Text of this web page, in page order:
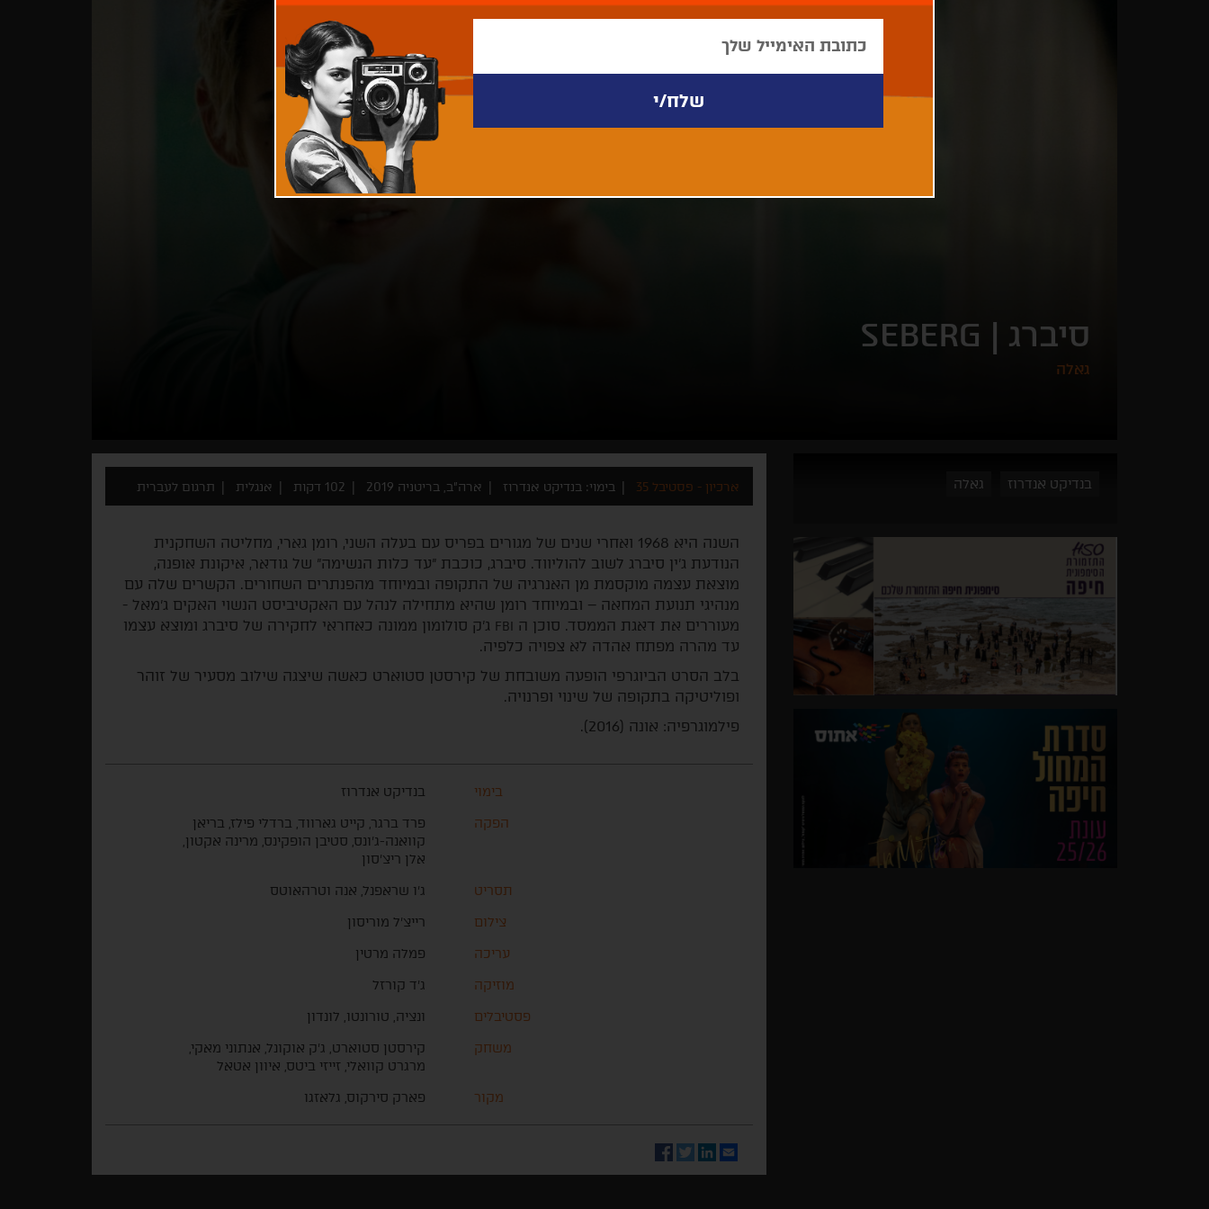
סיברג | SEBERG
גאלה
בנדיקט אנדרוז גאלה ארכיון - פסטיבל 35 בימוי: בנדיקט אנדרוז ארה"ב, בריטניה 2019 102 דקות אנגלית תרגום לעברית
השנה היא 1968 ואחרי שנים של מגורים בפריס עם בעלה השני, רומן גארי, מחליטה השחקנית
הנודעת ג'ין סיברג לשוב להוליווד. סיברג, כוכבת "עד כלות הנשימה" של גודאר, איקונת אופנה,
מוצאת עצמה מוקסמת מן האנרגיה של התקופה ובמיוחד מהפנתרים השחורים. הקשרים שלה עם
מנהיגי תנועת המחאה – ובמיוחד רומן שהיא מתחילה לנהל עם האקטיביסט הנשוי האקים ג'מאל -
מעוררים את דאגת הממסד. סוכן ה FBI ג'ק סולומון ממונה כאחראי לחקירה של סיברג ומוצא עצמו
עד מהרה מפתח אהדה לא צפויה כלפיה.
בלב הסרט הביוגרפי הופעה משובחת של קירסטן סטוארט כאשה שיצגה שילוב מסעיר של זוהר
ופוליטיקה בתקופה של שינוי ופרנויה.
פילמוגרפיה: אונה (2016).
בימוי
בנדיקט אנדרוז
הפקה
פרד ברגר, קייט גארווד, ברדלי פילז, בריאן
קוואנה-ג'ונס, סטיבן הופקינס, מרינה אקטון,
אלן ריצ'סון
תסריט
ג'ו שראפנל, אנה וטרהאוטס
צילום
רייצ'ל מוריסון
עריכה
פמלה מרטין
מוזיקה
ג'ד קורזל
פסטיבלים
ונציה, טורונטו, לונדון
משחק
קירסטן סטוארט, ג'ק אוקונל, אנתוני מאקי,
מרגרט קוואלי, זייזי ביטס, איוון אטאל
מקור
פארק סירקוס, גלאזגו
Email
LinkedIn
Twitter
Facebook